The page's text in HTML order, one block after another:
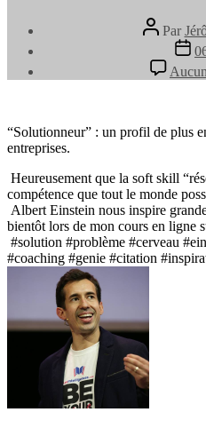
Auteur
de
l’article
Par
Date
“Solutionneur” : un profil de plus
entreprises.⁠
Heureusement que la soft skill
compétence que tout le monde
Albert Einstein nous inspire
bientôt lors de mon cours en ligne
#solution #problème #cerveau
#coaching #genie ⁠#citation